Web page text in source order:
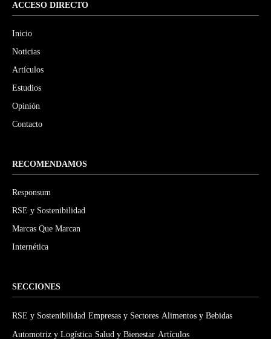
ACCESO DIRECTO
Inicio
Noticias
Artículos
Estudios
Opinión
Contacto
RECOMENDAMOS
Responsum
RSE y Sostenibilidad
Marcas Que Marcan
Internética
SECCIONES
RSE y Sostenibilidad Empresas y Sectores Alimentos y Bebidas
Automotriz y Logística Salud y Bienestar Artículos